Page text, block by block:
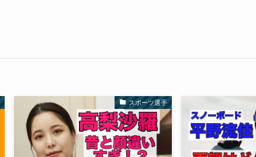
スポーツ選手